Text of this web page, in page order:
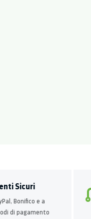
Sicuri
Bonifico e a
di pagamento